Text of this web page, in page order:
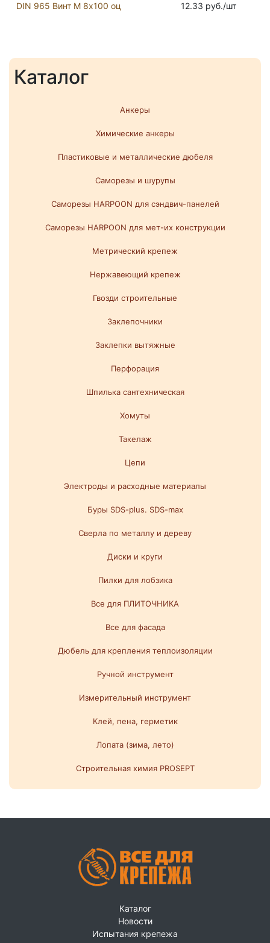
Каталог
Анкеры
Химические анкеры
Пластиковые и металлические дюбеля
Саморезы и шурупы
Саморезы HARPOON для сэндвич-панелей
Саморезы HARPOON для мет-их конструкции
Метрический крепеж
Нержавеющий крепеж
Гвозди строительные
Заклепочники
Заклепки вытяжные
Перфорация
Шпилька сантехническая
Хомуты
Такелаж
Цепи
Электроды и расходные материалы
Буры SDS-plus. SDS-max
Сверла по металлу и дереву
Диски и круги
Пилки для лобзика
Все для ПЛИТОЧНИКА
Все для фасада
Дюбель для крепления теплоизоляции
Ручной инструмент
Измерительный инструмент
Клей, пена, герметик
Лопата (зима, лето)
Строительная химия PROSEPT
DIN 965 Винт М 8х100 оц 12.33 руб./шт
Каталог
Новости
Испытания крепежа